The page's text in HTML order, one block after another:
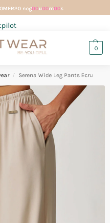
nog00u00m00s
0
/ Serena Wide Leg Pants Ecru